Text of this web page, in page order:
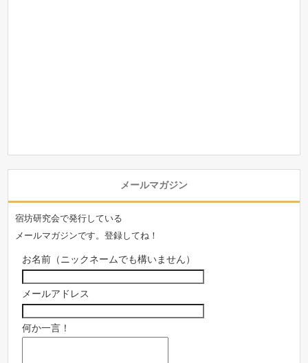
メールマガジン
宿坊研究会で発行している
メールマガジンです。登録してね！
お名前（ニックネームでも構いません）
メールアドレス
何か一言！